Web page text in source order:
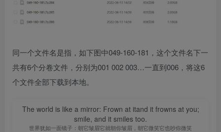
同一个文件名是指，如下图中049-160-181，这个文件名下一
共有6个分卷文件，分别为001 002 003…一直到006，将这6
个文件全部下载到本地。
The world is like a mirror: Frown at itand it frowns at you;
smile, and it smiles too.
世界犹如一面镜子：朝它皱眉它就朝你皱眉，朝它微笑它也吵你微笑